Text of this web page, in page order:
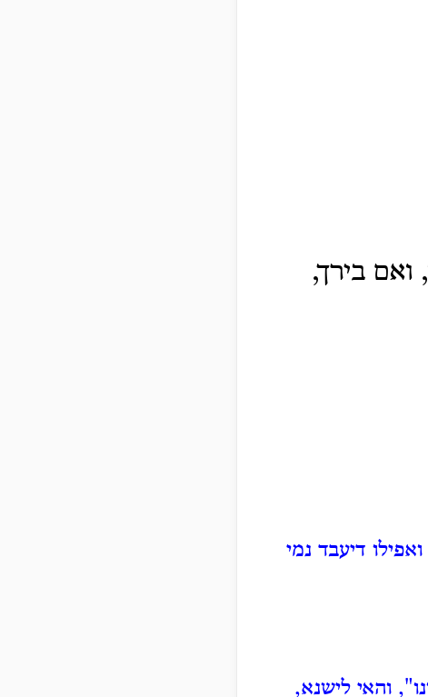
בירך,
דיעבד נמי
והאי לישנא,